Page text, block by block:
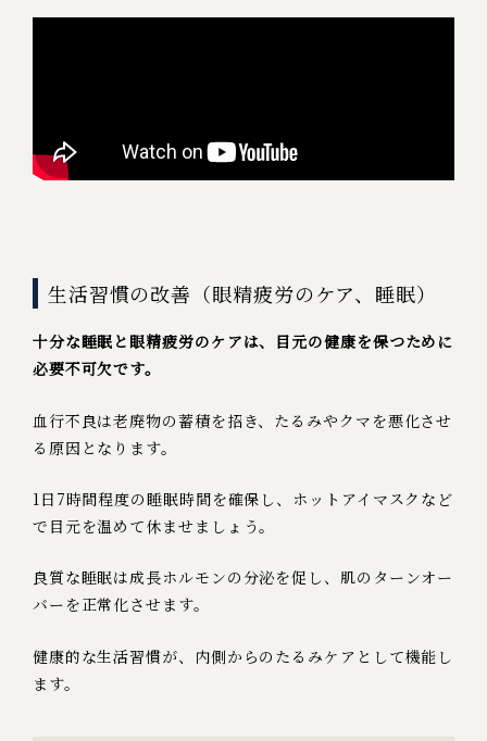
生活習慣の改善（眼精疲労のケア、睡眠）
十分な睡眠と眼精疲労のケアは、目元の健康を保つために
必要不可欠です。
血行不良は老廃物の蓄積を招き、たるみやクマを悪化させ
る原因となります。
1日7時間程度の睡眠時間を確保し、ホットアイマスクなど
で目元を温めて休ませましょう。
良質な睡眠は成長ホルモンの分泌を促し、肌のターンオー
バーを正常化させます。
健康的な生活習慣が、内側からのたるみケアとして機能し
ます。